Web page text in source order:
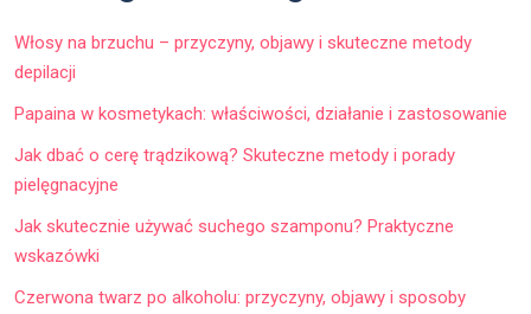
Włosy na brzuchu – przyczyny, objawy i skuteczne metody
depilacji
Papaina w kosmetykach: właściwości, działanie i zastosowanie
Jak dbać o cerę trądzikową? Skuteczne metody i porady
pielęgnacyjne
Jak skutecznie używać suchego szamponu? Praktyczne
wskazówki
Czerwona twarz po alkoholu: przyczyny, objawy i sposoby